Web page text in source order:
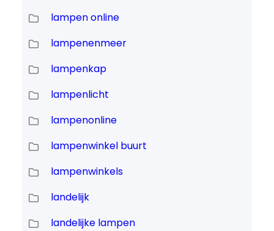
lampen online
lampenenmeer
lampenkap
lampenlicht
lampenonline
lampenwinkel buurt
lampenwinkels
landelijk
landelijke lampen